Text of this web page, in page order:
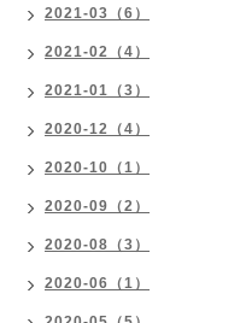
2021-03（6）
2021-02（4）
2021-01（3）
2020-12（4）
2020-10（1）
2020-09（2）
2020-08（3）
2020-06（1）